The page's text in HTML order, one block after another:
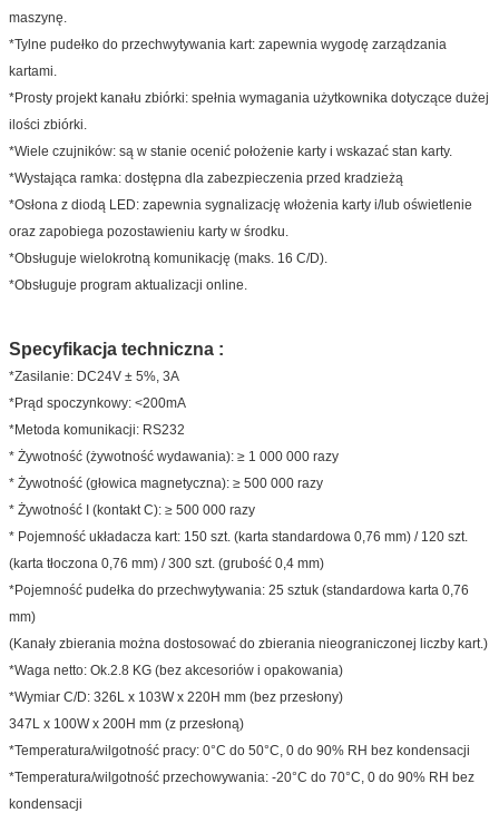
maszynę.
*Tylne pudełko do przechwytywania kart: zapewnia wygodę zarządzania
kartami.
*Prosty projekt kanału zbiórki: spełnia wymagania użytkownika dotyczące dużej
ilości zbiórki.
*Wiele czujników: są w stanie ocenić położenie karty i wskazać stan karty.
*Wystająca ramka: dostępna dla zabezpieczenia przed kradzieżą
*Osłona z diodą LED: zapewnia sygnalizację włożenia karty i/lub oświetlenie
oraz zapobiega pozostawieniu karty w środku.
*Obsługuje wielokrotną komunikację (maks. 16 C/D).
*Obsługuje program aktualizacji online.
Specyfikacja techniczna :
*Zasilanie: DC24V ± 5%, 3A
*Prąd spoczynkowy: <200mA
*Metoda komunikacji: RS232
* Żywotność (żywotność wydawania): ≥ 1 000 000 razy
* Żywotność (głowica magnetyczna): ≥ 500 000 razy
* Żywotność I (kontakt C): ≥ 500 000 razy
* Pojemność układacza kart: 150 szt. (karta standardowa 0,76 mm) / 120 szt.
(karta tłoczona 0,76 mm) / 300 szt. (grubość 0,4 mm)
*Pojemność pudełka do przechwytywania: 25 sztuk (standardowa karta 0,76
mm)
(Kanały zbierania można dostosować do zbierania nieograniczonej liczby kart.)
*Waga netto: Ok.2.8 KG (bez akcesoriów i opakowania)
*Wymiar C/D: 326L x 103W x 220H mm (bez przesłony)
347L x 100W x 200H mm (z przesłoną)
*Temperatura/wilgotność pracy: 0°C do 50°C, 0 do 90% RH bez kondensacji
*Temperatura/wilgotność przechowywania: -20°C do 70°C, 0 do 90% RH bez
kondensacji